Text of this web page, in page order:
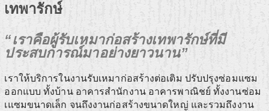
เทพารักษ์
“เราคือผู้รับเหมาก่อสร้างเทพารักษ์ที่มี
ประสบการณ์มาอย่างยาวนาน”
เราให้บริการในงานรับเหมาก่อสร้างต่อเติม ปรับปรุงซ่อมแซม
ออกแบบ ทั้งบ้าน อาคารสำนักงาน อาคารพาณิชย์ ทั้งงานซ่อม
เแซมขนาดเล็ก จนถึงงานก่อสร้างขนาดใหญ่ และรวมถึงงาน